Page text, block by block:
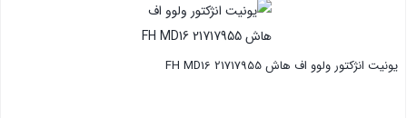
یونیت انژکتور ولوو اف هاش FH MD16 21717955